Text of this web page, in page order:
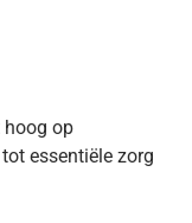
hoog op
essentiële zorg